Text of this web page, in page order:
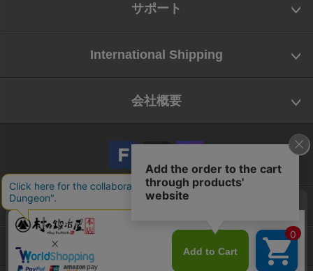
サポート
International Shipping
会社概要
会社概要
お問い合わせ